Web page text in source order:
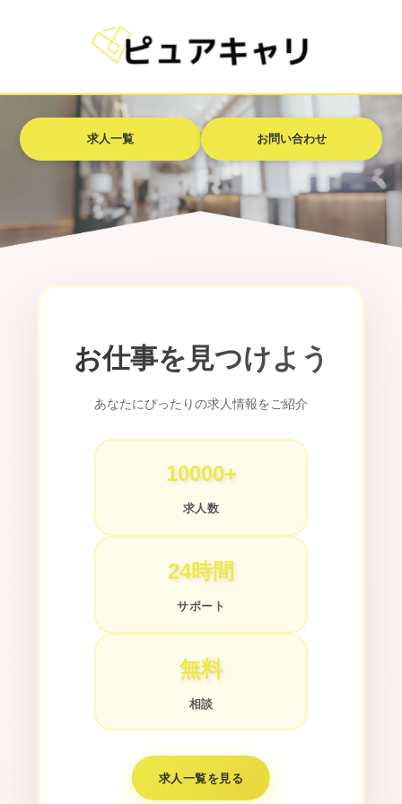
求人一覧 お問い合わせ
お仕事を見つけよう
あなたにぴったりの求人情報をご紹介
10000+
求人数
24時間
サポート
無料
相談
求人一覧を見る